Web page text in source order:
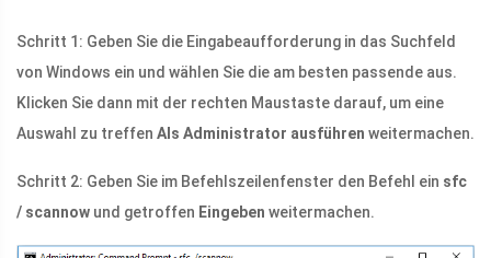
Schritt 1: Geben Sie die Eingabeaufforderung in das Suchfeld
von Windows ein und wählen Sie die am besten passende aus.
Klicken Sie dann mit der rechten Maustaste darauf, um eine
Auswahl zu treffen Als Administrator ausführen weitermachen.
Schritt 2: Geben Sie im Befehlszeilenfenster den Befehl ein sfc
/ scannow und getroffen Eingeben weitermachen.